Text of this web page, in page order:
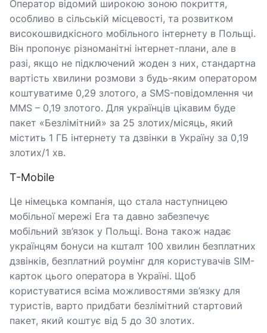
Оператор відомий широкою зоною покриття,
особливо в сільській місцевості, та розвитком
високошвидкісного мобільного інтернету в Польщі.
Він пропонує різноманітні інтернет-плани, але в
разі, якщо не підключений жоден з них, стандартна
вартість хвилини розмови з будь-яким оператором
коштуватиме 0,29 злотого, а SMS-повідомлення чи
MMS – 0,19 злотого. Для українців цікавим буде
пакет «Безлімітний» за 25 злотих/місяць, який
містить 1 ГБ інтернету та дзвінки в Україну за 0,19
злотих/1 хв.
T-Mobile
Це німецька компанія, що стала наступницею
мобільної мережі Era та давно забезпечує
мобільний зв’язок у Польщі. Вона також надає
українцям бонуси на кшталт 100 хвилин безплатних
дзвінків, безплатний роумінг для користувачів SIM-
карток цього оператора в Україні. Щоб
користуватися всіма можливостями зв’язку для
туристів, варто придбати безлімітний стартовий
пакет, який коштує від 5 до 30 злотих.